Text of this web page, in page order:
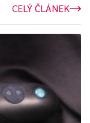
CELÝ ČLÁNEK